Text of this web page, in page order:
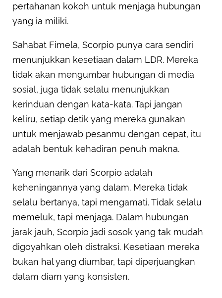
pertahanan kokoh untuk menjaga hubungan
yang ia miliki.
Sahabat Fimela, Scorpio punya cara sendiri
menunjukkan kesetiaan dalam LDR. Mereka
tidak akan mengumbar hubungan di media
sosial, juga tidak selalu menunjukkan
kerinduan dengan kata-kata. Tapi jangan
keliru, setiap detik yang mereka gunakan
untuk menjawab pesanmu dengan cepat, itu
adalah bentuk kehadiran penuh makna.
Yang menarik dari Scorpio adalah
keheningannya yang dalam. Mereka tidak
selalu bertanya, tapi mengamati. Tidak selalu
memeluk, tapi menjaga. Dalam hubungan
jarak jauh, Scorpio jadi sosok yang tak mudah
digoyahkan oleh distraksi. Kesetiaan mereka
bukan hal yang diumbar, tapi diperjuangkan
dalam diam yang konsisten.